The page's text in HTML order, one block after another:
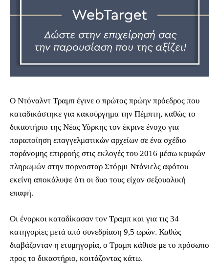
Ο Ντόναλντ Τραμπ έγινε ο πρώτος πρώην πρόεδρος που
καταδικάστηκε για κακούργημα την Πέμπτη, καθώς το
δικαστήριο της Νέας Υόρκης τον έκρινε ένοχο για
παραποίηση επαγγελματικών αρχείων σε ένα σχέδιο
παράνομης επιρροής στις εκλογές του 2016 μέσω κρυφών
πληρωμών στην πορνοσταρ Στόρμι Ντάνιελς αφότου
εκείνη αποκάλυψε ότι οι δυο τους είχαν σεξουαλική
επαφή.
Οι ένορκοι καταδίκασαν τον Τραμπ και για τις 34
κατηγορίες μετά από συνεδρίαση 9,5 ωρών. Καθώς
διαβάζονταν η ετυμηγορία, ο Τραμπ κάθισε με το πρόσωπο
προς το δικαστήριο, κοιτάζοντας κάτω.